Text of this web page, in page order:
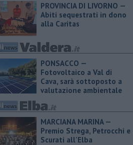
PROVINCIA DI LIVORNO —
Abiti sequestrati in dono
alla Caritas
PONSACCO —
Fotovoltaico a Val di
Cava, sarà sottoposto a
valutazione ambientale
MARCIANA MARINA —
Premio Strega, Petrocchi e
Scurati all'Elba